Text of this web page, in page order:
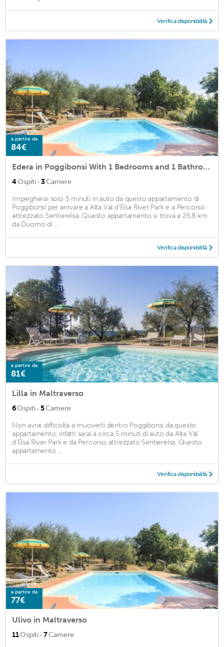
Verifica disponibilità
a partire da
84€
Edera in Poggibonsi With 1 Bedrooms and 1 Bathrooms
4Ospiti · 3Camere
Impiegherai solo 5 minuti in auto da questo appartamento di
Poggibonsi per arrivare a Alta Val d'Elsa River Park e a Percorso
attrezzato Sentierelsa. Questo appartamento si trova a 25,8 km
da Duomo di ...
Verifica disponibilità
a partire da
81€
Lilla in Maltraverso
6Ospiti · 5Camere
Non avrai difficoltà a muoverti dentro Poggibonsi da questo
appartamento, infatti sarai a circa 5 minuti di auto da Alta Val
d'Elsa River Park e da Percorso attrezzato Sentierelsa. Questo
appartamento ...
Verifica disponibilità
a partire da
77€
Ulivo in Maltraverso
11Ospiti · 7Camere